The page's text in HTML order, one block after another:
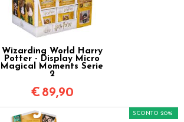
Wizarding World Harry
Potter - Display Micro
Magical Moments Serie
2
€ 89,90
SCONTO 20%